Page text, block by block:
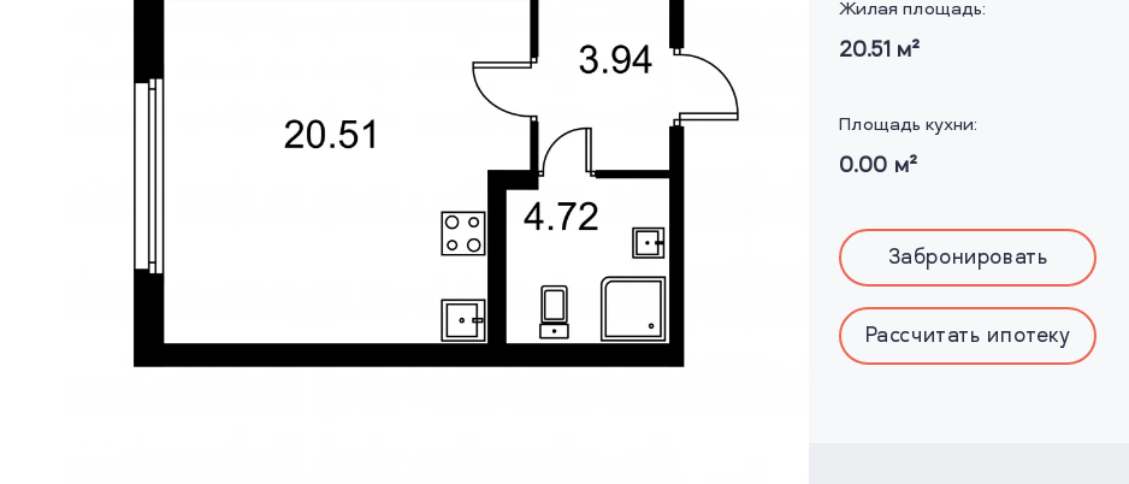
Жилая площадь:
20.51 м²
Площадь кухни:
0.00 м²
Забронировать
Рассчитать ипотеку